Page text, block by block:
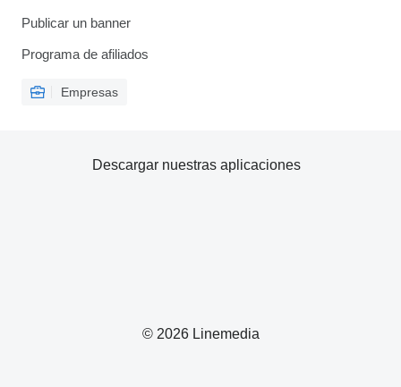
Publicar un banner
Programa de afiliados
Empresas
© 2026 Linemedia
Descargar nuestras aplicaciones